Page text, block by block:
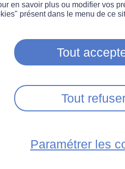
en savoir plus ou modifier vos
présent dans le menu de ce
Tout
Tout
Paramétrer les